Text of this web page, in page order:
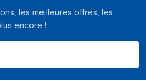
les meilleures offres, les
encore !